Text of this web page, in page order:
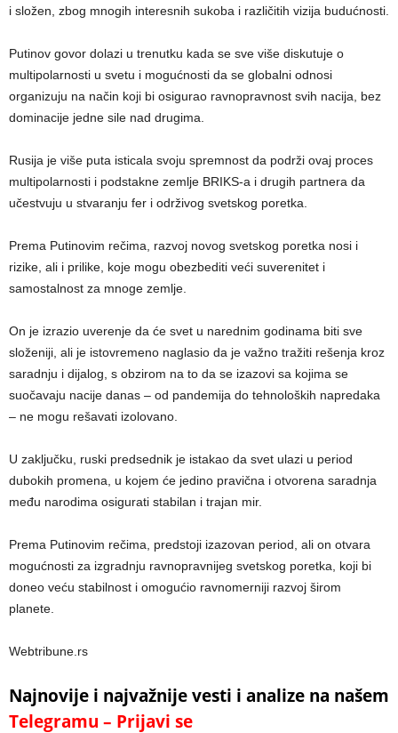
i složen, zbog mnogih interesnih sukoba i različitih vizija budućnosti.
Putinov govor dolazi u trenutku kada se sve više diskutuje o
multipolarnosti u svetu i mogućnosti da se globalni odnosi
organizuju na način koji bi osigurao ravnopravnost svih nacija, bez
dominacije jedne sile nad drugima.
Rusija je više puta isticala svoju spremnost da podrži ovaj proces
multipolarnosti i podstakne zemlje BRIKS-a i drugih partnera da
učestvuju u stvaranju fer i održivog svetskog poretka.
Prema Putinovim rečima, razvoj novog svetskog poretka nosi i
rizike, ali i prilike, koje mogu obezbediti veći suverenitet i
samostalnost za mnoge zemlje.
On je izrazio uverenje da će svet u narednim godinama biti sve
složeniji, ali je istovremeno naglasio da je važno tražiti rešenja kroz
saradnju i dijalog, s obzirom na to da se izazovi sa kojima se
suočavaju nacije danas – od pandemija do tehnoloških napredaka
– ne mogu rešavati izolovano.
U zaključku, ruski predsednik je istakao da svet ulazi u period
dubokih promena, u kojem će jedino pravična i otvorena saradnja
među narodima osigurati stabilan i trajan mir.
Prema Putinovim rečima, predstoji izazovan period, ali on otvara
mogućnosti za izgradnju ravnopravnijeg svetskog poretka, koji bi
doneo veću stabilnost i omogućio ravnomerniji razvoj širom
planete.
Webtribune.rs
Najnovije i najvažnije vesti i analize na našem
Telegramu – Prijavi se